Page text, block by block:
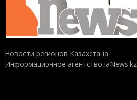
Новости регионов Казахстана
Информационное агентство iaNews.kz